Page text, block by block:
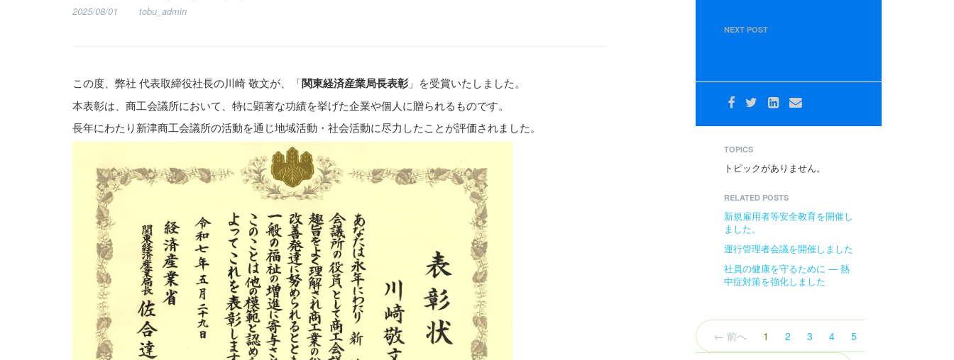
2025/08/01 tobu_admin
この度、弊社 代表取締役社長の川崎 敬文が、「関東経済産業局長表彰 」を受賞いたしました。
本表彰は、商工会議所において、特に顕著な功績を挙げた企業や個人に贈られるものです。
長年にわたり新津商工会議所の活動を通じ地域活動・社会活動に尽力したことが評価されました。
NEXT POST
TOPICS
トピックがありません。
RELATED POSTS
新規雇用者等安全教育を開催し
ました。
運行管理者会議を開催しました
社員の健康を守るために ― 熱
中症対策を強化しました
← 前へ 1 （こ
の
2 3 4 5